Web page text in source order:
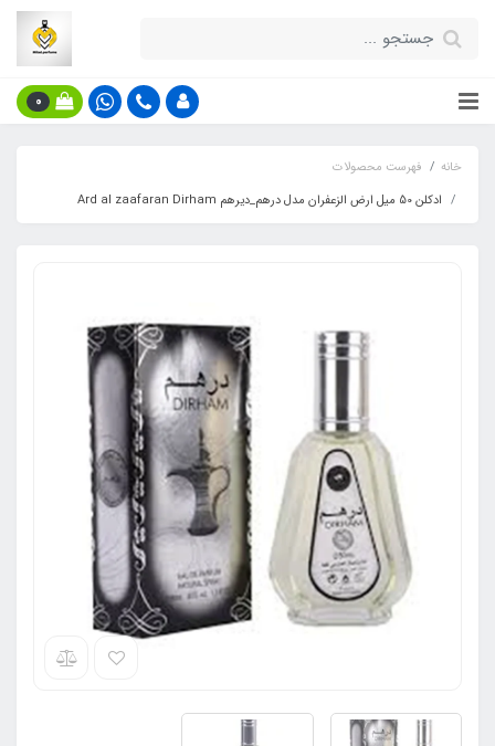
0
خانه
فهرست محصولات
ادکلن 50 میل ارض الزعفران مدل درهم_دیرهم Ard al zaafaran Dirham